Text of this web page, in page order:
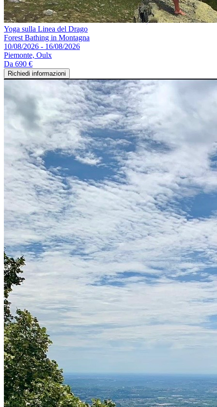
Yoga sulla Linea del Drago
Forest Bathing in Montagna
10/08/2026 - 16/08/2026
Piemonte, Oulx
Da 690 €
Richiedi informazioni